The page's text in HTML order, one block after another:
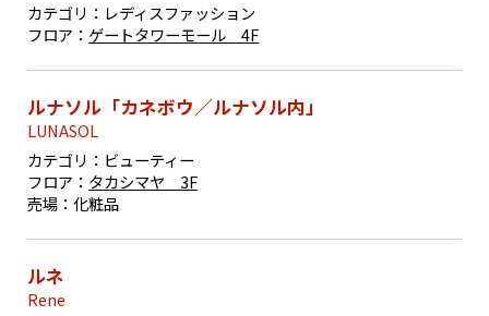
カテゴリ： レディスファッション
フロア： ゲートタワーモール 4F
ルナソル「カネボウ／ルナソル内」
LUNASOL
カテゴリ： ビューティー
フロア： タカシマヤ 3F
売場：化粧品
ルネ
Rene